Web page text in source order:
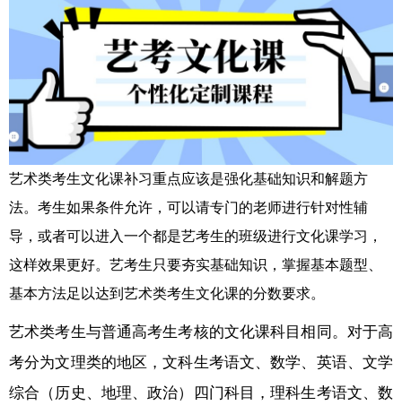
艺术类考生文化课补习重点应该是强化基础知识和解题方
法。考生如果条件允许，可以请专门的老师进行针对性辅
导，或者可以进入一个都是艺考生的班级进行文化课学习，
这样效果更好。艺考生只要夯实基础知识，掌握基本题型、
基本方法足以达到艺术类考生文化课的分数要求。
艺术类考生与普通高考生考核的文化课科目相同。对于高
考分为文理类的地区，文科生考语文、数学、英语、文学
综合（历史、地理、政治）四门科目，理科生考语文、数